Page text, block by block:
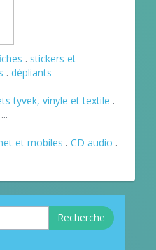
. stickers et
. dépliants
tyvek, vinyle et textile .
...
et mobiles . CD audio .
Recherche